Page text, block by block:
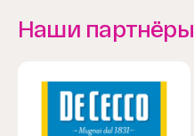
Наши партнёры